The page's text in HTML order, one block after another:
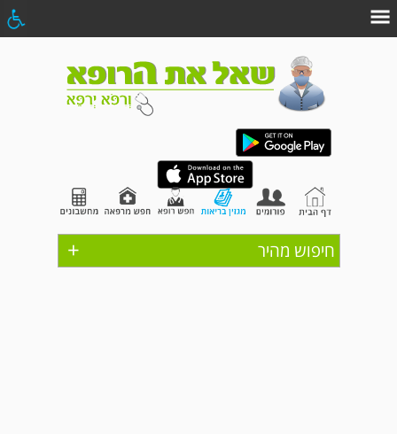
+ חיפוש מהיר